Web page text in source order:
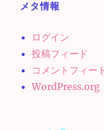
メタ情報
ログイン
投稿フィード
コメントフィー
WordPress.org